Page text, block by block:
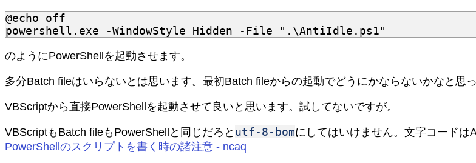
@echo off
powershell.exe -WindowStyle Hidden -File
".\AntiIdle.ps1"
のようにPowerShellを起動させます。
多分Batch fileはいらないとは思います。最初Batch fileからの起動でどうにかならないかなと思っ
VBScriptから直接PowerShellを起動させて良いと思います。試してないですが。
VBScriptもBatch fileもPowerShellと同じだろと utf-8-bomにしてはいけません。文字コードは
PowerShellのスクリプトを書く時の諸注意 - ncaq